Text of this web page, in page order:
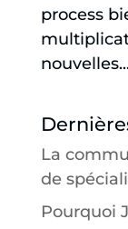
process
La
de
Pourquoi